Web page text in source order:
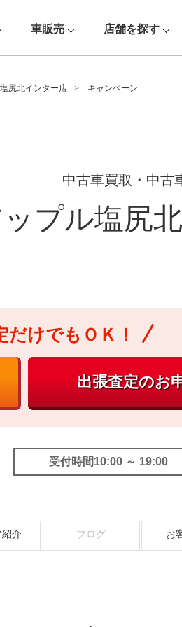
車販売 店舗を探す
尻北インター店 キャンペーン
中古車買取・中古
プル塩尻
だけでもＯＫ！
受付時間10:00 ～ 19:00
紹介 ブログ お